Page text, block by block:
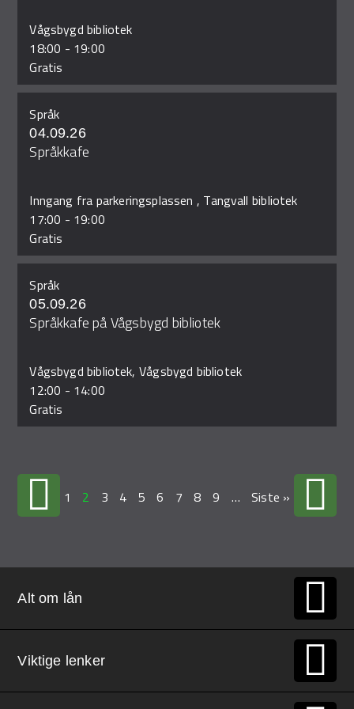
Vågsbygd bibliotek
18:00 - 19:00
Gratis
Språk
04.09.26
Språkkafe
Inngang fra parkeringsplassen , Tangvall bibliotek
17:00 - 19:00
Gratis
Språk
05.09.26
Språkkafe på Vågsbygd bibliotek
Vågsbygd bibliotek, Vågsbygd bibliotek
12:00 - 14:00
Gratis
1 2 3 4 5 6 7 8 9 … Siste »
Alt om lån
Viktige lenker